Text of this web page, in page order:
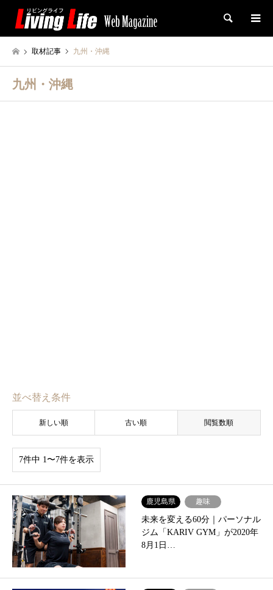
検索
取材記事 九州・沖縄
九州・沖縄
並べ替え条件
新しい順 古い順 閲覧数順
7件中 1〜7件を表示
鹿児島県 趣味
未来を変える60分｜パーソナル
ジム「KARIV GYM」が2020年
8月1日…